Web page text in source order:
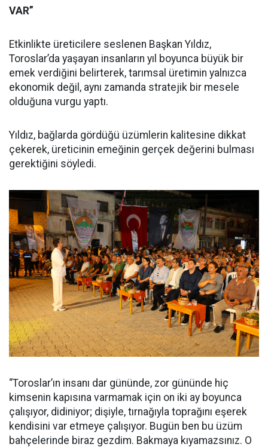
VAR”
Etkinlikte üreticilere seslenen Başkan Yıldız,
Toroslar’da yaşayan insanların yıl boyunca büyük bir
emek verdiğini belirterek, tarımsal üretimin yalnızca
ekonomik değil, aynı zamanda stratejik bir mesele
olduğuna vurgu yaptı.
Yıldız, bağlarda gördüğü üzümlerin kalitesine dikkat
çekerek, üreticinin emeğinin gerçek değerini bulması
gerektiğini söyledi.
“Toroslar’ın insanı dar gününde, zor gününde hiç
kimsenin kapısına varmamak için on iki ay boyunca
çalışıyor, didiniyor; dişiyle, tırnağıyla toprağını eşerek
kendisini var etmeye çalışıyor. Bugün ben bu üzüm
bahçelerinde biraz gezdim. Bakmaya kıyamazsınız. O